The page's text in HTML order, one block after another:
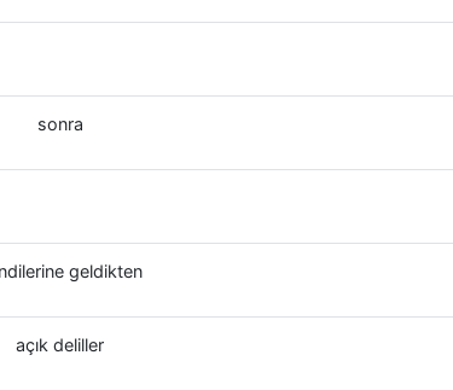
sonra
geldikten
açık deliller